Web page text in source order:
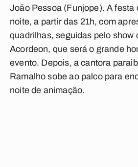
João Pessoa (Funjope). A festa
noite, a partir das 21h, com
quadrilhas, seguidas pelo show
Acordeon, que será o grande
evento. Depois, a cantora
Ramalho sobe ao palco para
noite de animação.